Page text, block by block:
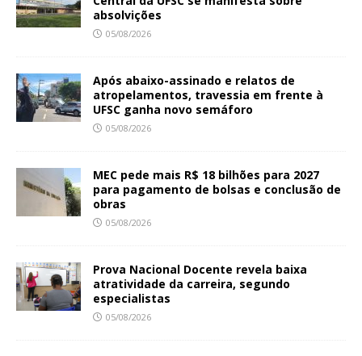
absolvições
05/08/2026
Após abaixo-assinado e relatos de
atropelamentos, travessia em frente à
UFSC ganha novo semáforo
05/08/2026
MEC pede mais R$ 18 bilhões para 2027
para pagamento de bolsas e conclusão de
obras
05/08/2026
Prova Nacional Docente revela baixa
atratividade da carreira, segundo
especialistas
05/08/2026